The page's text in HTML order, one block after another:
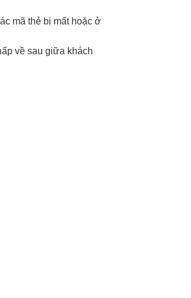
mã thẻ bị mất hoặc ở
về sau giữa khách